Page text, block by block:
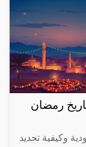
لتاريخ رمضان
2025 في السعودية وكيفية تحديد